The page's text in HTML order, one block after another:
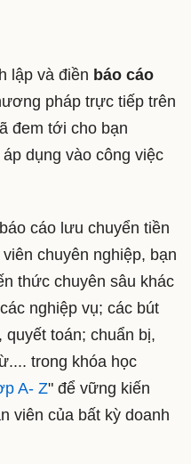
lập và điền báo cáo
pháp trực tiếp trên
đem tới cho bạn
dụng vào công việc
cáo lưu chuyển tiền
chuyên nghiệp, bạn
thức chuyên sâu khác
nghiệp vụ; các bút
quyết toán; chuẩn bị,
trong khóa học
A- Z" để vững kiến
viên của bất kỳ doanh